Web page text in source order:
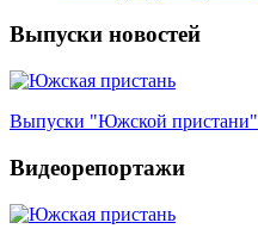
Выпуски новостей
Выпуски "Южской пристани"
Видеорепортажи